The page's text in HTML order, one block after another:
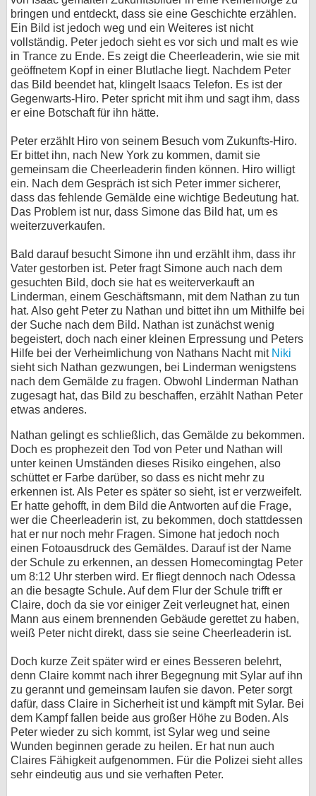
bringen und entdeckt, dass sie eine Geschichte erzählen.
Ein Bild ist jedoch weg und ein Weiteres ist nicht
vollständig. Peter jedoch sieht es vor sich und malt es wie
in Trance zu Ende. Es zeigt die Cheerleaderin, wie sie mit
geöffnetem Kopf in einer Blutlache liegt. Nachdem Peter
das Bild beendet hat, klingelt Isaacs Telefon. Es ist der
Gegenwarts-Hiro. Peter spricht mit ihm und sagt ihm, dass
er eine Botschaft für ihn hätte.
Peter erzählt Hiro von seinem Besuch vom Zukunfts-Hiro.
Er bittet ihn, nach New York zu kommen, damit sie
gemeinsam die Cheerleaderin finden können. Hiro willigt
ein. Nach dem Gespräch ist sich Peter immer sicherer,
dass das fehlende Gemälde eine wichtige Bedeutung hat.
Das Problem ist nur, dass Simone das Bild hat, um es
weiterzuverkaufen.
Bald darauf besucht Simone ihn und erzählt ihm, dass ihr
Vater gestorben ist. Peter fragt Simone auch nach dem
gesuchten Bild, doch sie hat es weiterverkauft an
Linderman, einem Geschäftsmann, mit dem Nathan zu tun
hat. Also geht Peter zu Nathan und bittet ihn um Mithilfe bei
der Suche nach dem Bild. Nathan ist zunächst wenig
begeistert, doch nach einer kleinen Erpressung und Peters
Hilfe bei der Verheimlichung von Nathans Nacht mit Niki
sieht sich Nathan gezwungen, bei Linderman wenigstens
nach dem Gemälde zu fragen. Obwohl Linderman Nathan
zugesagt hat, das Bild zu beschaffen, erzählt Nathan Peter
etwas anderes.
Nathan gelingt es schließlich, das Gemälde zu bekommen.
Doch es prophezeit den Tod von Peter und Nathan will
unter keinen Umständen dieses Risiko eingehen, also
schüttet er Farbe darüber, so dass es nicht mehr zu
erkennen ist. Als Peter es später so sieht, ist er verzweifelt.
Er hatte gehofft, in dem Bild die Antworten auf die Frage,
wer die Cheerleaderin ist, zu bekommen, doch stattdessen
hat er nur noch mehr Fragen. Simone hat jedoch noch
einen Fotoausdruck des Gemäldes. Darauf ist der Name
der Schule zu erkennen, an dessen Homecomingtag Peter
um 8:12 Uhr sterben wird. Er fliegt dennoch nach Odessa
an die besagte Schule. Auf dem Flur der Schule trifft er
Claire, doch da sie vor einiger Zeit verleugnet hat, einen
Mann aus einem brennenden Gebäude gerettet zu haben,
weiß Peter nicht direkt, dass sie seine Cheerleaderin ist.
Doch kurze Zeit später wird er eines Besseren belehrt,
denn Claire kommt nach ihrer Begegnung mit Sylar auf ihn
zu gerannt und gemeinsam laufen sie davon. Peter sorgt
dafür, dass Claire in Sicherheit ist und kämpft mit Sylar. Bei
dem Kampf fallen beide aus großer Höhe zu Boden. Als
Peter wieder zu sich kommt, ist Sylar weg und seine
Wunden beginnen gerade zu heilen. Er hat nun auch
Claires Fähigkeit aufgenommen. Für die Polizei sieht alles
sehr eindeutig aus und sie verhaften Peter.